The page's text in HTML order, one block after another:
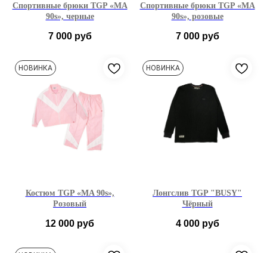
Спортивные брюки TGP «MA
90s», черные
7 000 руб
S
Спортивные брюки TGP «MA
90s», розовые
7 000 руб
S
НОВИНКА
Костюм TGP «MA 90s»,
Розовый
12 000 руб
S
НОВИНКА
Лонгслив TGP "BUSY"
Чёрный
4 000 руб